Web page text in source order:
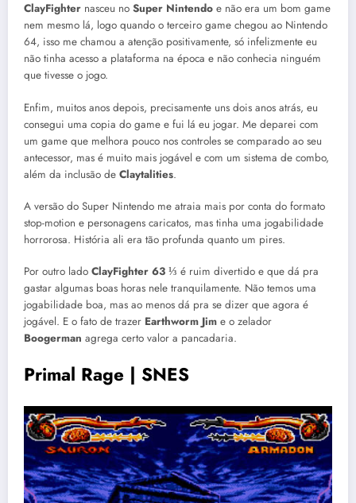
ClayFighter nasceu no Super Nintendo e não era um bom game
nem mesmo lá, logo quando o terceiro game chegou ao Nintendo
64, isso me chamou a atenção positivamente, só infelizmente eu
não tinha acesso a plataforma na época e não conhecia ninguém
que tivesse o jogo.
Enfim, muitos anos depois, precisamente uns dois anos atrás, eu
consegui uma copia do game e fui lá eu jogar. Me deparei com
um game que melhora pouco nos controles se comparado ao seu
antecessor, mas é muito mais jogável e com um sistema de combo,
além da inclusão de Claytalities.
A versão do Super Nintendo me atraia mais por conta do formato
stop-motion e personagens caricatos, mas tinha uma jogabilidade
horrorosa. História ali era tão profunda quanto um pires.
Por outro lado ClayFighter 63 ⅓ é ruim divertido e que dá pra
gastar algumas boas horas nele tranquilamente. Não temos uma
jogabilidade boa, mas ao menos dá pra se dizer que agora é
jogável. E o fato de trazer Earthworm Jim e o zelador
Boogerman agrega certo valor a pancadaria.
Primal Rage | SNES